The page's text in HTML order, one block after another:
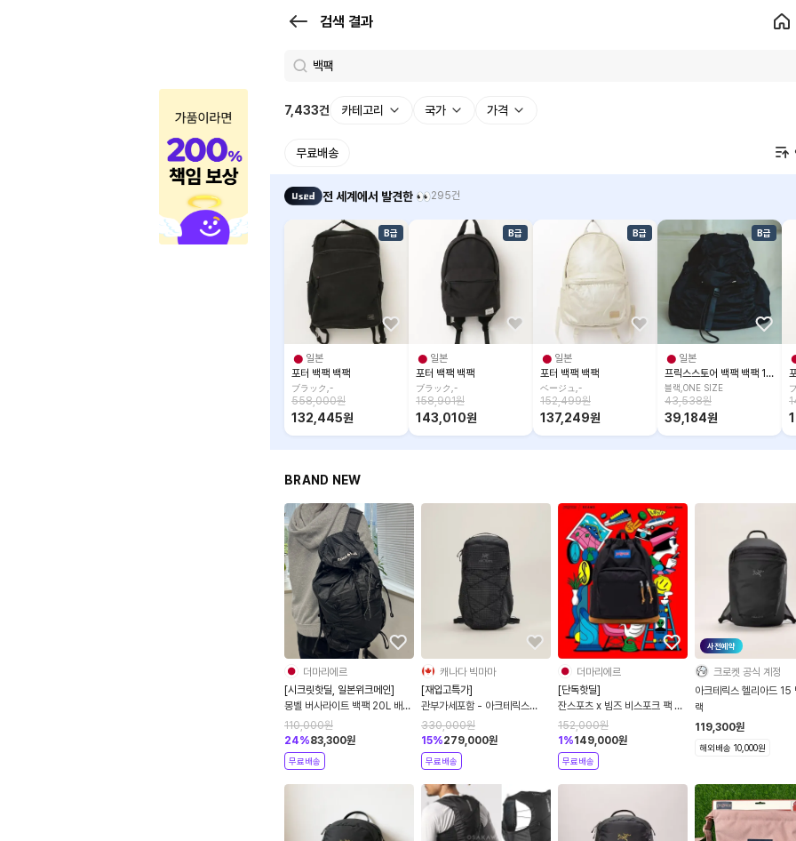
검색 결과
과
로
7,433건 카테고리 국가 가격
무료배송
전 세계에서 발견한 👀295건
B급
일본
포터 백팩 백팩
ブラック,-
558,000원
132,445원
B급
일본
포터 백팩 백팩
ブラック,-
158,901원
143,010원
B급
일본
포터 백팩 백팩
ベージュ,-
152,499원
137,249원
B급
일본
프릭스스토어 백팩 백팩 1364409300001
블랙,ONE SIZE
43,538원
39,184원
BRAND NEW
더마리에르
[시크릿핫딜, 일본위크메인]
몽벨 버사라이트 백팩 20L 배낭
1133322
110,000원
24%83,300원
무료배송
캐나다 빅마마
[재입고특가]
관부가세포함 - 아크테릭스
26FW 신상 에어리어스 18 백
팩 2컬러
330,000원
15%279,000원
무료배송
더마리에르
[단독핫딜]
잔스포츠 x 빔즈 비스포크 팩 고
백팩 3컬러 11-61-0241-245
152,000원
1 %149,000원
무료배송
사전예약
크로켓 공식 계정
아크테릭스 헬리아드 15
랙
119,300원
해외배송 10,000원